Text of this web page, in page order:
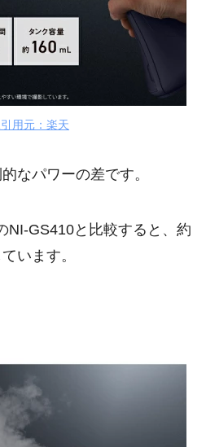
用元：楽天
なパワーの差です。
NI-GS410と比較すると、約
います。